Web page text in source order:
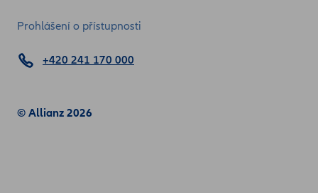
Prohlášení o přístupnosti
© Allianz 2026
+420 241 170 000